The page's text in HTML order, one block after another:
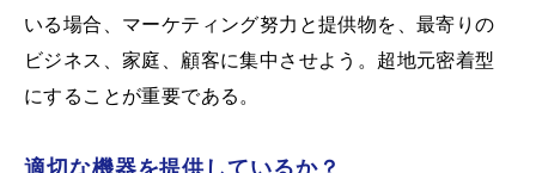
いる場合、マーケティング努力と提供物を、最寄りの
ビジネス、家庭、顧客に集中させよう。超地元密着型
にすることが重要である。
適切な機器を提供しているか？